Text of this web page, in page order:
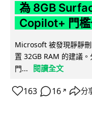
為 8GB
Copilot+ 門檻
Microsoft 被發現靜靜
置 32GB RAM 的建議
門...
閱讀全文
163 16 ↗ 分